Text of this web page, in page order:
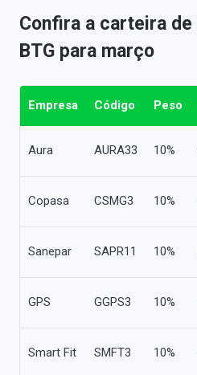
Confira a carteira
BTG para março
Empresa Código Peso
Aura AURA33 10%
Copasa CSMG3 10%
Sanepar SAPR11 10%
GPS GGPS3 10%
Smart Fit SMFT3 10%